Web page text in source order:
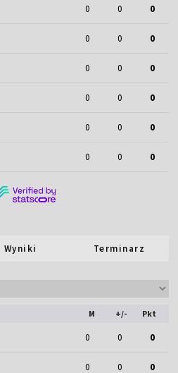
0 0 0
0 0 0
0 0 0
0 0 0
0 0 0
0 0 0
Wyniki Terminarz
M +/- Pkt
0 0 0
0 0 0